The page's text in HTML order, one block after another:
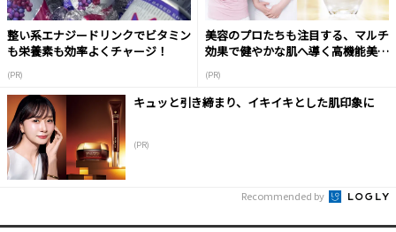
整い系エナジードリンクでビタミン
も栄養素も効率よくチャージ！
(PR)
美容のプロたちも注目する、マルチ
効果で健やかな肌へ導く高機能美容
(PR)
キュッと引き締まり、イキイキとした肌印象に
(PR)
Recommended by